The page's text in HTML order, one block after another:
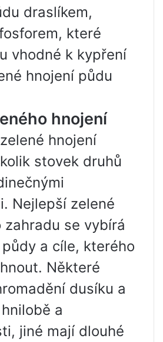
draslíkem,
které
vhodné k kypření
hnojení půdu
hnojení
hnojení
stovek druhů
Nejlepší zelené
zahradu se vybírá
a cíle, kterého
Některé
dusíku a
a
jiné mají dlouhé